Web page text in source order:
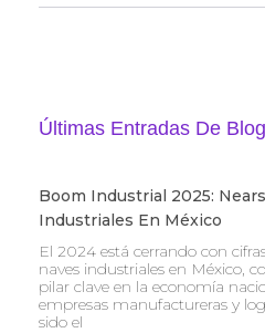
Últimas Entradas De Blog
Boom Industrial 2025:
Industriales En México
El 2024 está cerrando con
naves industriales en México,
pilar clave en la economía
empresas manufactureras y
sido el